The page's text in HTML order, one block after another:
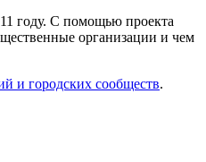
году. С помощью проекта
организации и чем
и городских сообществ.